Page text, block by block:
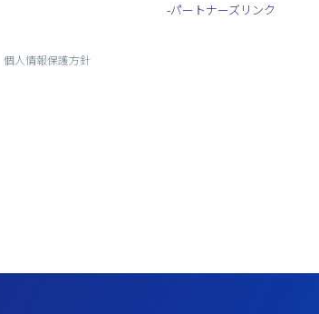
個人情報保護方針
パートナーズリンク